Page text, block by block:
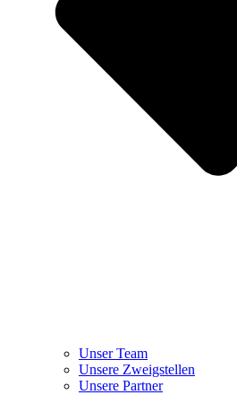
Unser Team
Unsere Zweigstellen
Unsere Partner